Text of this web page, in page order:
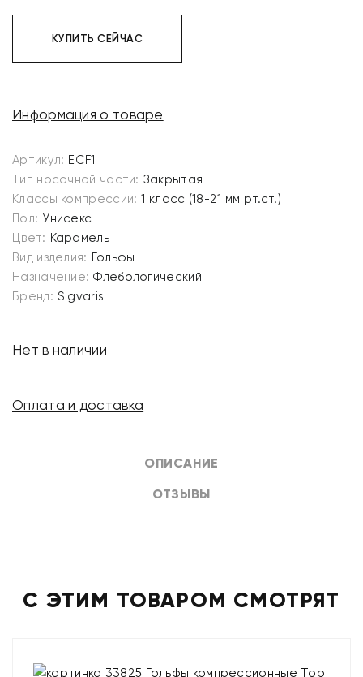
ОПИСАНИЕ
ОТЗЫВЫ
КУПИТЬ СЕЙЧАС
Информация о товаре
Артикул: ECF1
Тип носочной части: Закрытая
Классы компрессии: 1 класс (18-21 мм рт.ст.)
Пол: Унисекс
Цвет: Карамель
Вид изделия: Гольфы
Назначение: Флебологический
Бренд: Sigvaris
Нет в наличии
Оплата и доставка
С ЭТИМ ТОВАРОМ СМОТРЯТ